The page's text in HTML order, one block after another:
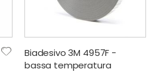
Biadesivo 3M 4957F -
bassa temperatura